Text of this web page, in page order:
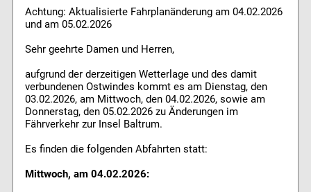
Achtung: Aktualisierte Fahrplanänderung am 04.02.2026
und am 05.02.2026
Sehr geehrte Damen und Herren,
aufgrund der derzeitigen Wetterlage und des damit
verbundenen Ostwindes kommt es am Dienstag, den
03.02.2026, am Mittwoch, den 04.02.2026, sowie am
Donnerstag, den 05.02.2026 zu Änderungen im
Fährverkehr zur Insel Baltrum.
Es finden die folgenden Abfahrten statt:
Mittwoch, am 04.02.2026: